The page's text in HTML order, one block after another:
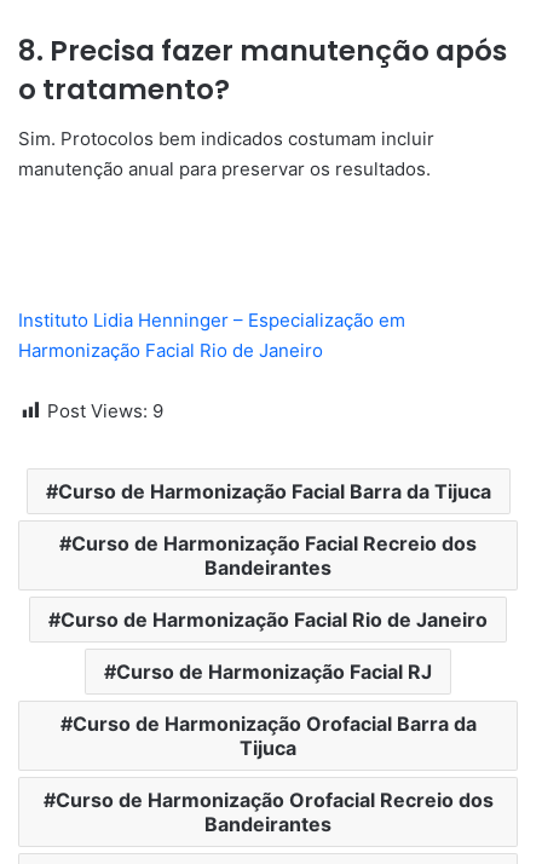
8. Precisa fazer manutenção após
o tratamento?
Sim. Protocolos bem indicados costumam incluir
manutenção anual para preservar os resultados.
Instituto Lidia Henninger – Especialização em
Harmonização Facial Rio de Janeiro
Post Views: 9
Curso de Harmonização Facial Barra da Tijuca
Curso de Harmonização Facial Recreio dos
Bandeirantes
Curso de Harmonização Facial Rio de Janeiro
Curso de Harmonização Facial RJ
Curso de Harmonização Orofacial Barra da
Tijuca
Curso de Harmonização Orofacial Recreio dos
Bandeirantes